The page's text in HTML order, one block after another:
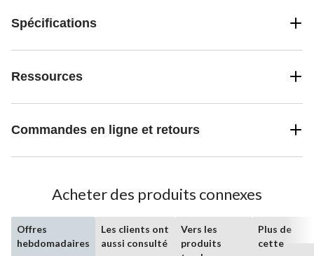
Spécifications
Ressources
Commandes en ligne et retours
Acheter des produits connexes
Offres
hebdomadaires
Les clients ont
aussi consulté
Vers les
produits
Plus de
cette